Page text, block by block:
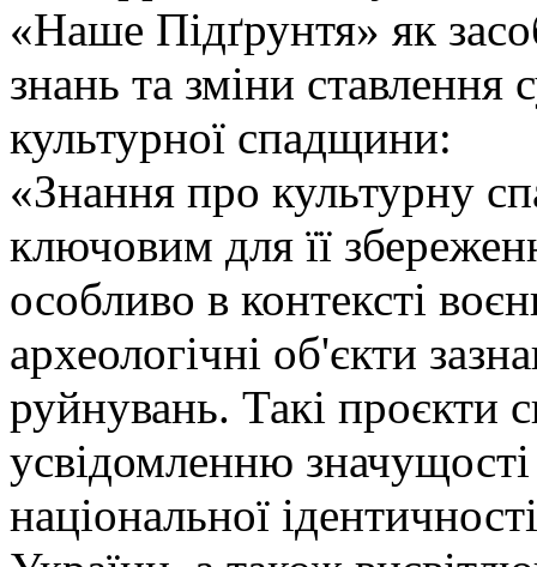
«Наше Підґрунтя» як
знань та зміни ставлення
культурної спадщини:
«Знання про культурну
ключовим для її
особливо в контексті
археологічні об'єкти
руйнувань. Такі проєкти
усвідомленню
національної